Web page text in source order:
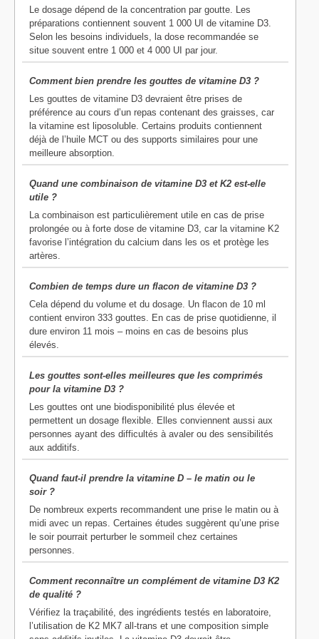
Le dosage dépend de la concentration par goutte. Les
préparations contiennent souvent 1 000 UI de vitamine D3.
Selon les besoins individuels, la dose recommandée se
situe souvent entre 1 000 et 4 000 UI par jour.
Comment bien prendre les gouttes de vitamine D3 ?
Les gouttes de vitamine D3 devraient être prises de
préférence au cours d’un repas contenant des graisses, car
la vitamine est liposoluble. Certains produits contiennent
déjà de l’huile MCT ou des supports similaires pour une
meilleure absorption.
Quand une combinaison de vitamine D3 et K2 est-elle
utile ?
La combinaison est particulièrement utile en cas de prise
prolongée ou à forte dose de vitamine D3, car la vitamine K2
favorise l’intégration du calcium dans les os et protège les
artères.
Combien de temps dure un flacon de vitamine D3 ?
Cela dépend du volume et du dosage. Un flacon de 10 ml
contient environ 333 gouttes. En cas de prise quotidienne, il
dure environ 11 mois – moins en cas de besoins plus
élevés.
Les gouttes sont-elles meilleures que les comprimés
pour la vitamine D3 ?
Les gouttes ont une biodisponibilité plus élevée et
permettent un dosage flexible. Elles conviennent aussi aux
personnes ayant des difficultés à avaler ou des sensibilités
aux additifs.
Quand faut-il prendre la vitamine D – le matin ou le
soir ?
De nombreux experts recommandent une prise le matin ou à
midi avec un repas. Certaines études suggèrent qu’une prise
le soir pourrait perturber le sommeil chez certaines
personnes.
Comment reconnaître un complément de vitamine D3 K2
de qualité ?
Vérifiez la traçabilité, des ingrédients testés en laboratoire,
l’utilisation de K2 MK7 all-trans et une composition simple